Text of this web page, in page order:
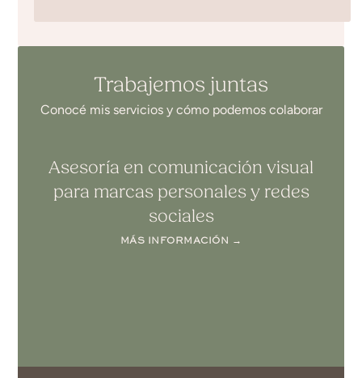
Trabajemos juntas
Conocé mis servicios y cómo podemos colaborar
Asesoría en comunicación visual
para marcas personales y redes
sociales
MÁS INFORMACIÓN →